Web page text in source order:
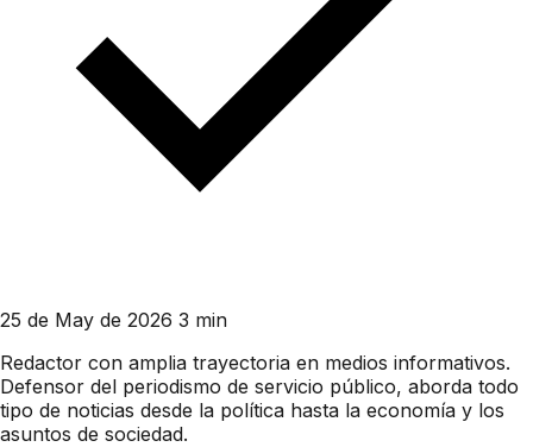
25 de May de 2026 3 min
Redactor con amplia trayectoria en medios informativos.
Defensor del periodismo de servicio público, aborda todo
tipo de noticias desde la política hasta la economía y los
asuntos de sociedad.